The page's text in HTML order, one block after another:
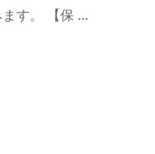
す。 【保 ...